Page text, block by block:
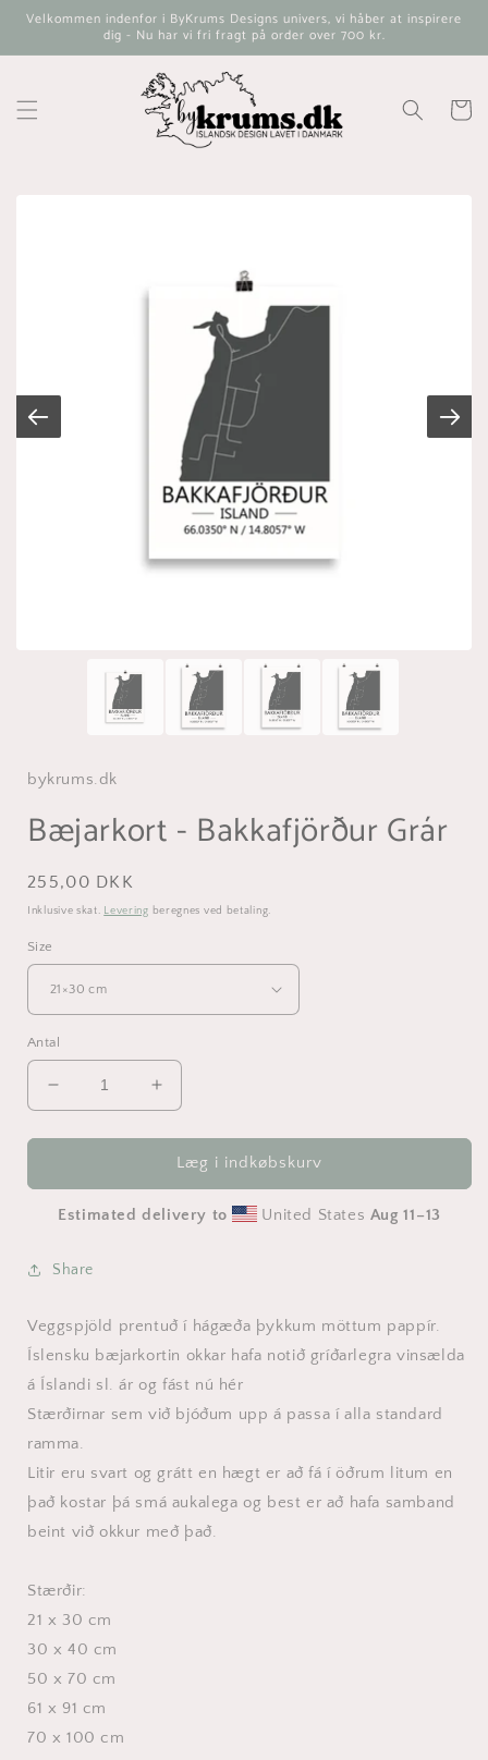
Gå til
Velkommen indenfor i ByKrums Designs univers, vi håber at inspirere
dig - Nu har vi fri fragt på order over 700 kr.
bykrums.dk
Bæjarkort - Bakkafjörður Grár
Normalpris
255,00 DKK
Inklusive skat. Levering beregnes ved betaling.
Size
Antal
Reducer
antallet
for
-
Bakkafjörður
Øg
antallet
for
Bæjarkort
-
Bakkafjörður
Læg i indkøbskurv
Estimated delivery to United States Aug 11⁠–13
Share
Veggspjöld prentuð í hágæða þykkum möttum pappír.
Íslensku bæjarkortin okkar hafa notið gríðarlegra vinsælda
á Íslandi sl. ár og fást nú hér
Stærðirnar sem við bjóðum upp á passa í alla standard
ramma.
Litir eru svart og grátt en hægt er að fá í öðrum litum en
það kostar þá smá aukalega og best er að hafa samband
beint við okkur með það.
Stærðir:
21 x 30 cm
30 x 40 cm
50 x 70 cm
61 x 91 cm
70 x 100 cm